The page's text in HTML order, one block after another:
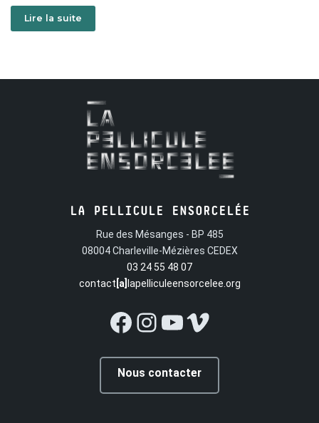
été vue auparavant change sa vie et son travail pour
toujours.
madame Pluyette ...
Lire la suite
LA PELLICULE ENSORCELÉE
Rue des Mésanges - BP 485
08004 Charleville-Mézières CEDEX
03 24 55 48 07
contact [a]lapelliculeensorcelee.org
Facebook
Instagram
YouTube
Vimeo
Nous contacter